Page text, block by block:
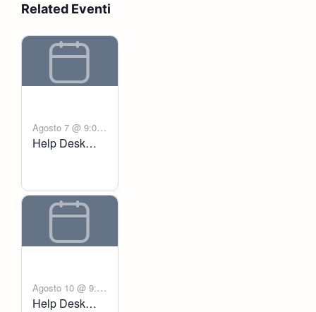
Related Eventi
Agosto 7 @ 9:00
am - 6:00 pm
Help Desk
Agosto 10 @ 9:00
am - 6:00 pm
Help Desk